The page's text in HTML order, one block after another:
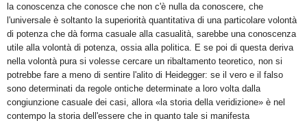
la conoscenza che conosce che non c'è nulla da conoscere, che
l'universale è soltanto la superiorità quantitativa di una particolare volontà
di potenza che dà forma casuale alla casualità, sarebbe una conoscenza
utile alla volontà di potenza, ossia alla politica. E se poi di questa deriva
nella volontà pura si volesse cercare un ribaltamento teoretico, non si
potrebbe fare a meno di sentire l'alito di Heidegger: se il vero e il falso
sono determinati da regole ontiche determinate a loro volta dalla
congiunzione casuale dei casi, allora «la storia della veridizione» è nel
contempo la storia dell'essere che in quanto tale si manifesta